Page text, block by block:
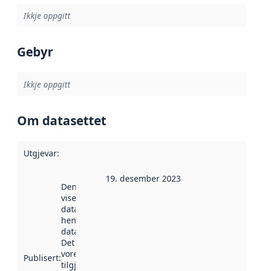
Ikkje oppgitt
Gebyr
Ikkje oppgitt
Om datasettet
Utgjevar:
Publisert:
Denne datoen
viser når
datasettet vart
henta inn av
data.norge.no.
Det kan ha
vore
tilgjengeleg
19. desember 2023